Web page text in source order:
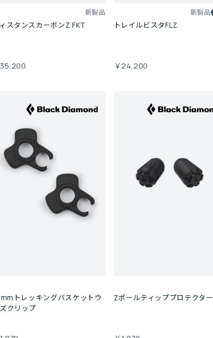
新製品
スタンスカーボンZ FKT
新製品
トレイルビスタFLZ
￥24,200
トレッキングバスケットウ
クリップ
Zポールティッププロテクター